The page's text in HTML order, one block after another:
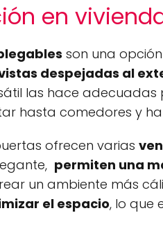
en
son una
despejadas al
las hace
hasta comedores y
ofrecen varias
permiten una
un ambiente más
el espacio, lo que